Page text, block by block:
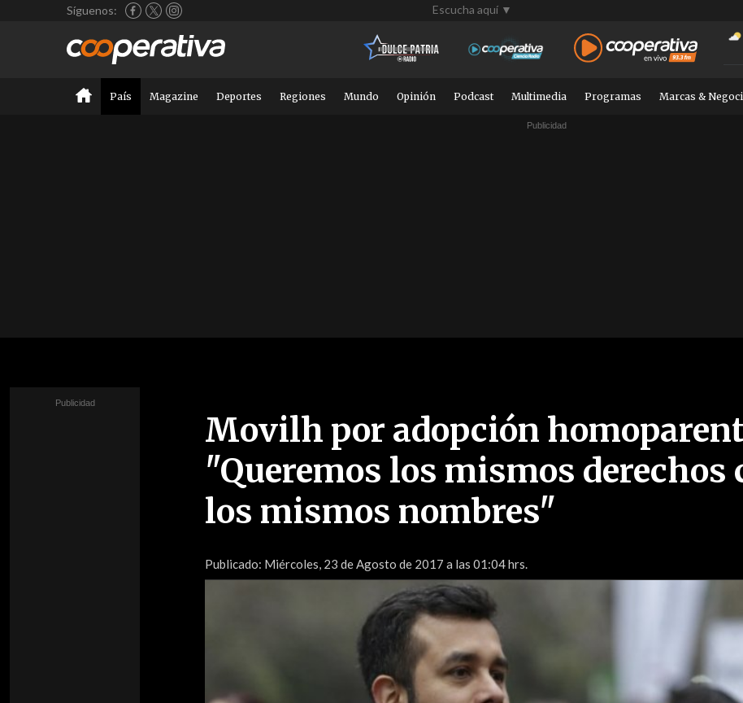
Síguenos: Escucha aquí ▼
País Magazine Deportes Regiones Mundo Opinión Podcast Multimedia Programas Marcas &
Movilh por adopción
"Queremos los mismos derechos
los mismos nombres"
Publicado: Miércoles, 23 de Agosto de 2017 a las 01:04 hrs.